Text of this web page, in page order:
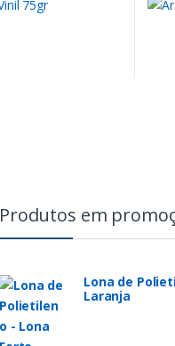
Produtos em
Lona de
Laranja